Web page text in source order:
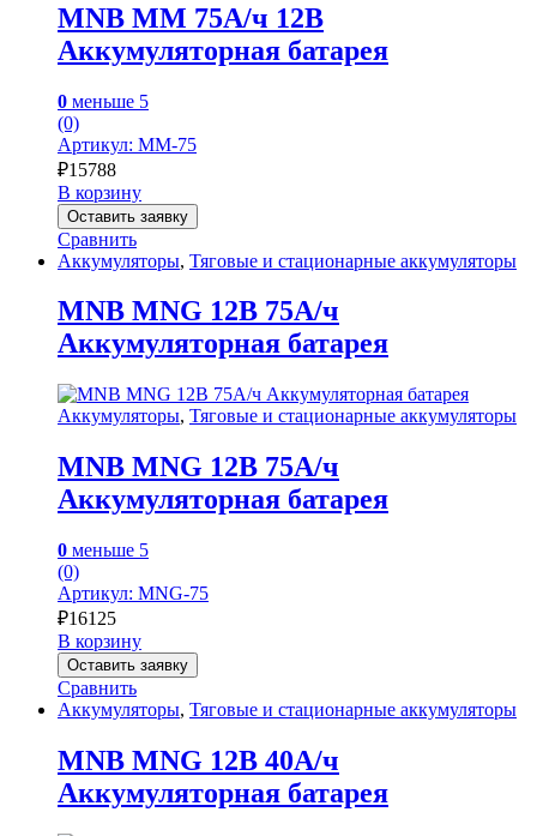
MNB MM 75А/ч 12В
Аккумуляторная батарея
0 меньше 5
(0)
Артикул: MM-75
₽15788
В корзину
Оставить заявку
Сравнить
Аккумуляторы, Тяговые и стационарные аккумуляторы
MNB MNG 12В 75А/ч
Аккумуляторная батарея
Аккумуляторы, Тяговые и стационарные аккумуляторы
MNB MNG 12В 75А/ч
Аккумуляторная батарея
0 меньше 5
(0)
Артикул: MNG-75
₽16125
В корзину
Оставить заявку
Сравнить
Аккумуляторы, Тяговые и стационарные аккумуляторы
MNB MNG 12В 40А/ч
Аккумуляторная батарея